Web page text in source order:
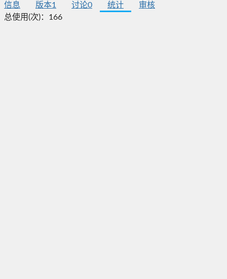
信息 版本1 讨论0 统计
审核
总使用(次)： 166